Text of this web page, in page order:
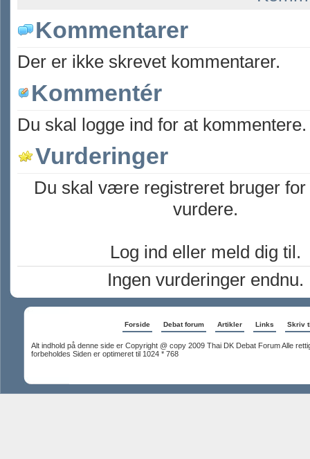
Kommentarer
Der er ikke skrevet kommentarer.
Kommentér
Du skal logge ind for at kommentere.
Vurderinger
Du skal være registreret bruger for
vurdere.
Log ind eller meld dig til.
Ingen vurderinger endnu.
Forside Debat forum Artikler Links Skriv
Alt indhold på denne side er Copyright @ copy 2009 Thai DK Debat Forum Alle
forbeholdes Siden er optimeret til 1024 * 768